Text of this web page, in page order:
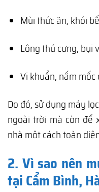
Mùi thức ăn, khói
Lông thú cưng, bụi
Vi khuẩn, nấm mốc
Do đó, sử dụng máy
ngoài trời mà còn để
nhà một cách toàn
2. Vì sao nên
tại Cẩm Bình,